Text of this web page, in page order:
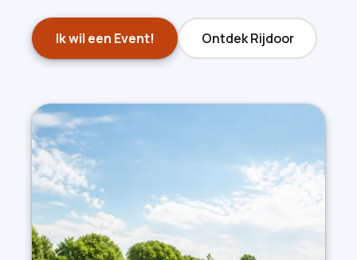
Ik wil een Event! Ontdek Rijdoor